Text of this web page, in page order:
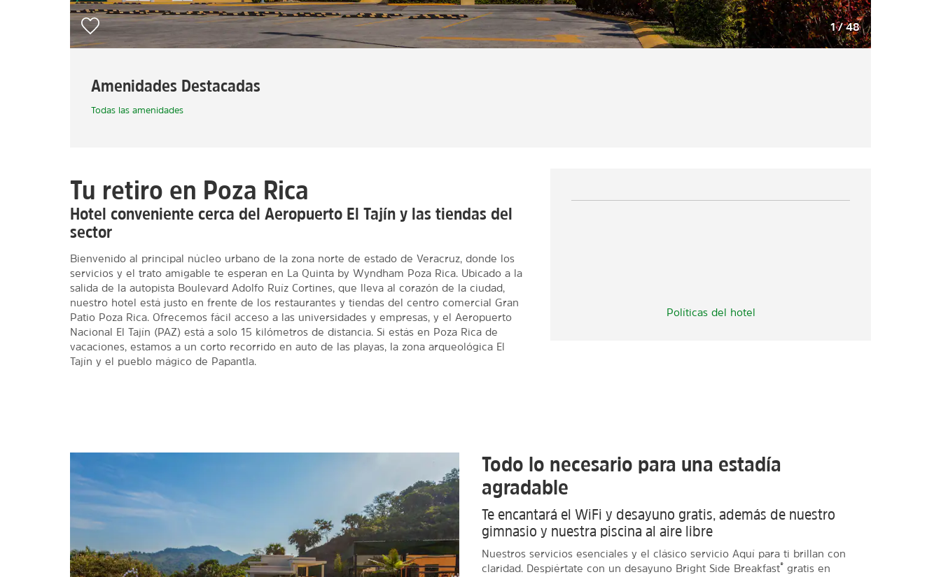
1/48
Amenidades Destacadas
Todas las amenidades
Políticas del hotel
Tu retiro en Poza Rica
Hotel conveniente cerca del Aeropuerto El Tajín y las tiendas del
sector
Bienvenido al principal núcleo urbano de la zona norte de estado de Veracruz, donde los
servicios y el trato amigable te esperan en La Quinta by Wyndham Poza Rica. Ubicado a la
salida de la autopista Boulevard Adolfo Ruíz Cortines, que lleva al corazón de la ciudad,
nuestro hotel está justo en frente de los restaurantes y tiendas del centro comercial Gran
Patio Poza Rica. Ofrecemos fácil acceso a las universidades y empresas, y el Aeropuerto
Nacional El Tajín (PAZ) está a solo 15 kilómetros de distancia. Si estás en Poza Rica de
vacaciones, estamos a un corto recorrido en auto de las playas, la zona arqueológica El
Tajín y el pueblo mágico de Papantla.
Todo lo necesario para una estadía
agradable
Te encantará el WiFi y desayuno gratis, además de nuestro
gimnasio y nuestra piscina al aire libre
Nuestros servicios esenciales y el clásico servicio Aquí para ti brillan con
claridad. Despiértate con un desayuno Bright Side Breakfast® gratis en